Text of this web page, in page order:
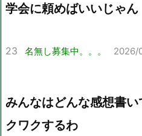
学会に頼めばいいじゃん
23 名無し募集中。。。 2026/
みんなはどんな感想書
クワクするわ